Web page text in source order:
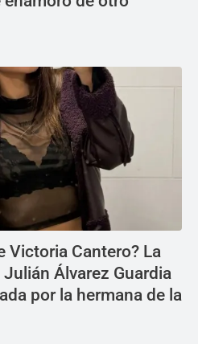
Victoria Cantero? La
Álvarez Guardia
por la hermana de la